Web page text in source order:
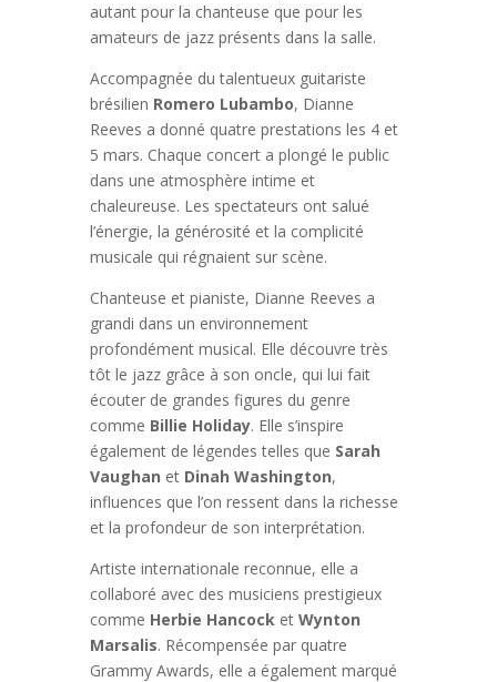
autant pour la chanteuse que pour les
amateurs de jazz présents dans la salle.
Accompagnée du talentueux guitariste
brésilien Romero Lubambo, Dianne
Reeves a donné quatre prestations les 4 et
5 mars. Chaque concert a plongé le public
dans une atmosphère intime et
chaleureuse. Les spectateurs ont salué
l’énergie, la générosité et la complicité
musicale qui régnaient sur scène.
Chanteuse et pianiste, Dianne Reeves a
grandi dans un environnement
profondément musical. Elle découvre très
tôt le jazz grâce à son oncle, qui lui fait
écouter de grandes figures du genre
comme Billie Holiday. Elle s’inspire
également de légendes telles que Sarah
Vaughan et Dinah Washington,
influences que l’on ressent dans la richesse
et la profondeur de son interprétation.
Artiste internationale reconnue, elle a
collaboré avec des musiciens prestigieux
comme Herbie Hancocket Wynton
Marsalis. Récompensée par quatre
Grammy Awards, elle a également marqué